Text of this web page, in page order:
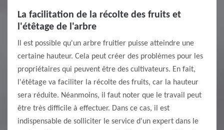
La facilitation de la récolte des fruits et
l'étêtage de l'arbre
Il est possible qu'un arbre fruitier puisse atteindre une
certaine hauteur. Cela peut créer des problèmes pour les
propriétaires qui peuvent être des cultivateurs. En fait,
l'étêtage va faciliter la récolte des fruits, car la hauteur
sera réduite. Néanmoins, il faut noter que le travail peut
être très difficile à effectuer. Dans ce cas, il est
indispensable de solliciter le service d'un expert dans le